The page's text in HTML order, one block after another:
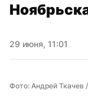
29 июня, 11:01
Фото: Андрей